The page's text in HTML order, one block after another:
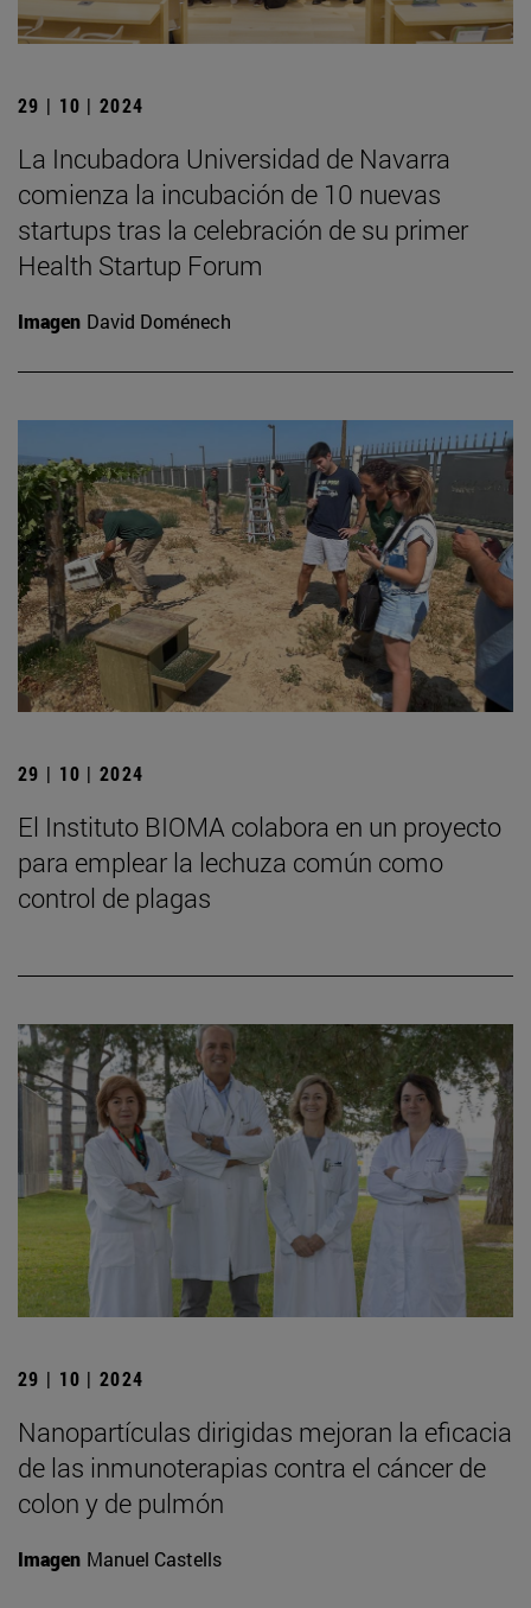
29 | 10 | 2024
La Incubadora Universidad de Navarra
comienza la incubación de 10 nuevas
startups tras la celebración de su primer
Health Startup Forum
Imagen David Doménech
29 | 10 | 2024
El Instituto BIOMA colabora en un proyecto
para emplear la lechuza común como
control de plagas
29 | 10 | 2024
Nanopartículas dirigidas mejoran la eficacia
de las inmunoterapias contra el cáncer de
colon y de pulmón
Imagen Manuel Castells